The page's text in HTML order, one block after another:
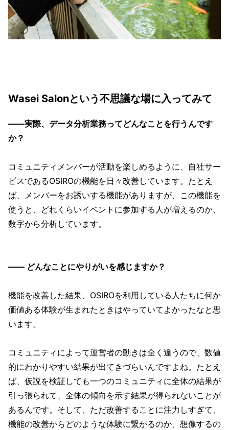
Wasei Salonという不思議な場に入ってみて
——実際、データ分析業務ってどんなことを行うんです
か？
コミュニティメンバーが活動を楽しめるように、自社サー
ビスであるOSIROの機能を日々改善しています。たとえ
ば、メンバーをお誘いする機能がありますが、この機能を
使うと、どれくらいイベントに参加する人が増えるのか、
数字から分析しています。
—— どんなことにやりがいを感じますか？
機能を改善した結果、OSIROを利用している人たちに何か
価値ある体験が生まれたときはやっていてよかったなと思
います。
コミュニティによって運営者の動きは全く違うので、数値
的にわかりやすい結果が出てきづらいんですよね。たとえ
ば、仮説を検証しても一つのコミュニティに全体の結果が
引っ張られて、全体の傾向を示す結果が得られないことが
あるんです。そして、ただ改善することに注力しすぎて、
機能の改善からどのような体験に繋がるのか、想像するの